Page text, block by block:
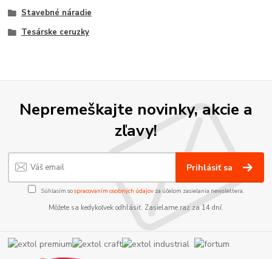
Stavebné náradie
Tesárske ceruzky
Nepremeškajte novinky, akcie a
zľavy!
Prihlásiť sa
Súhlasím sospracovaním osobných údajov za účelom zasielania newslettera.
Môžete sa kedykoľvek odhlásiť. Zasielame raz za 14 dní.